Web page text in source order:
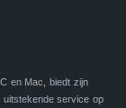
en Mac, biedt zijn
uitstekende service op